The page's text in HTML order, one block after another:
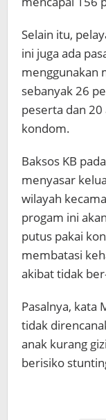
Selain itu,
ini juga ada
menggunakan
sebanyak 26
peserta dan
kondom.
Baksos KB
menyasar
wilayah
progam ini
putus pakai
membatasi
akibat tidak
Pasalnya, kata
tidak
anak kurang
berisiko